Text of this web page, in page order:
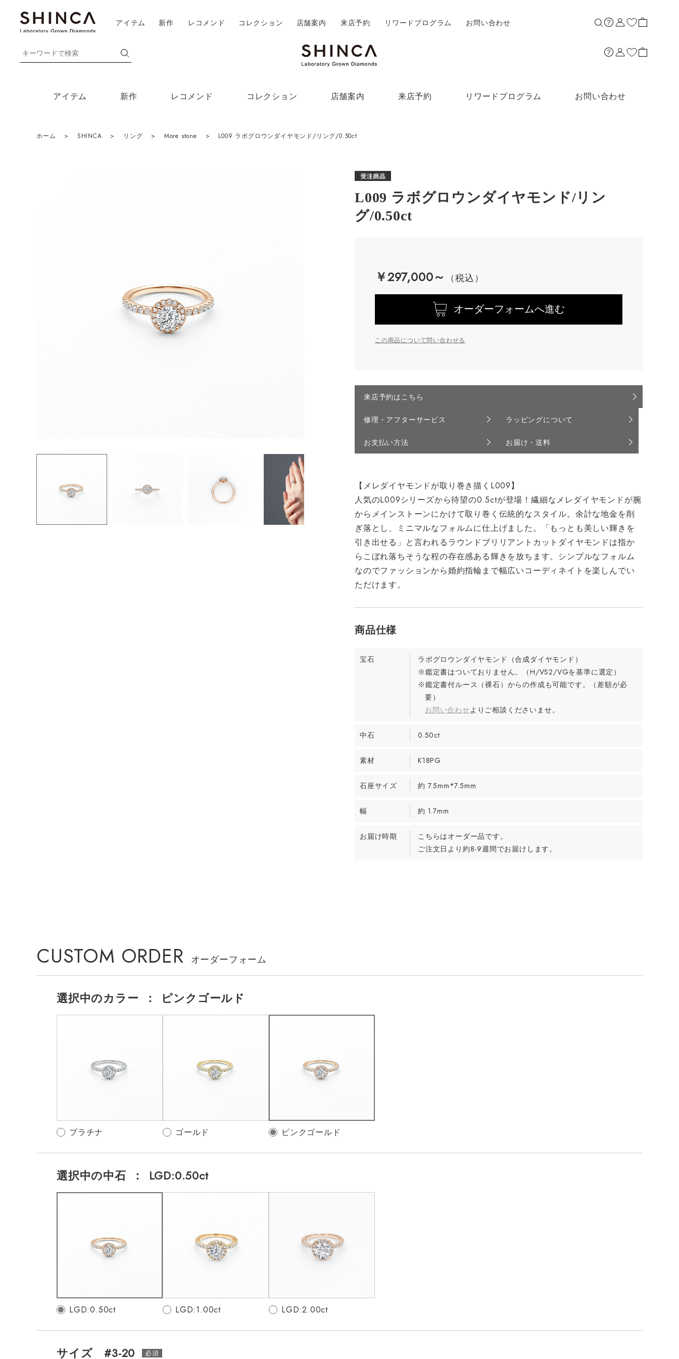
アイテム 新作 レコメンド コレクション 店舗案内 来店予約 リワードプログラム お問い合わせ
アイテム 新作 レコメンド コレクション 店舗案内 来店予約 リワードプログラム お問い合わせ
ホーム > SHINCA > リング > More stone > L009 ラボグロウンダイヤモンド/リング/0.50ct
L009 ラボグロウンダイヤモンド/リン
グ/0.50ct
￥297,000～
オーダーフォームへ進む
この商品について問い合わせる
来店予約はこちら
修理・アフターサービス ラッピングについて
お支払い方法 お届け・送料
【メレダイヤモンドが取り巻き描くL009】
人気のL009シリーズから待望の0.5ctが登場！繊細なメレダイヤモンドが腕
からメインストーンにかけて取り巻く伝統的なスタイル。余計な地金を削
ぎ落とし、ミニマルなフォルムに仕上げました。「もっとも美しい輝きを
引き出せる」と言われるラウンドブリリアントカットダイヤモンドは指か
らこぼれ落ちそうな程の存在感ある輝きを放ちます。シンプルなフォルム
なのでファッションから婚約指輪まで幅広いコーディネイトを楽しんでい
ただけます。
宝石
ラボグロウンダイヤモンド（合成ダイヤモンド）
※鑑定書はついておりません。（H/VS2/VGを基準に選定）
※鑑定書付ルース（裸石）からの作成も可能です。（差額が必
要）
お問い合わせよりご相談くださいませ。
中石 0.50ct
素材 K18PG
石座サイズ 約 7.5mm*7.5mm
幅 約 1.7mm
お届け時期
こちらはオーダー品です。
ご注文日より約8-9週間でお届けします。
CUSTOM ORDER
選択中のカラー ： ピンクゴールド
プラチナ ゴールド ピンクゴールド
選択中の中石 ： LGD:0.50ct
LGD:0.50ct LGD:1.00ct LGD:2.00ct
サイズ #3-20